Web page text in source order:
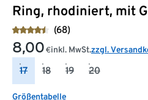
Ring, rhodiniert, mit
(68)
8,00 €inkl. MwSt.zzgl.
17 18 19 20
Größentabelle